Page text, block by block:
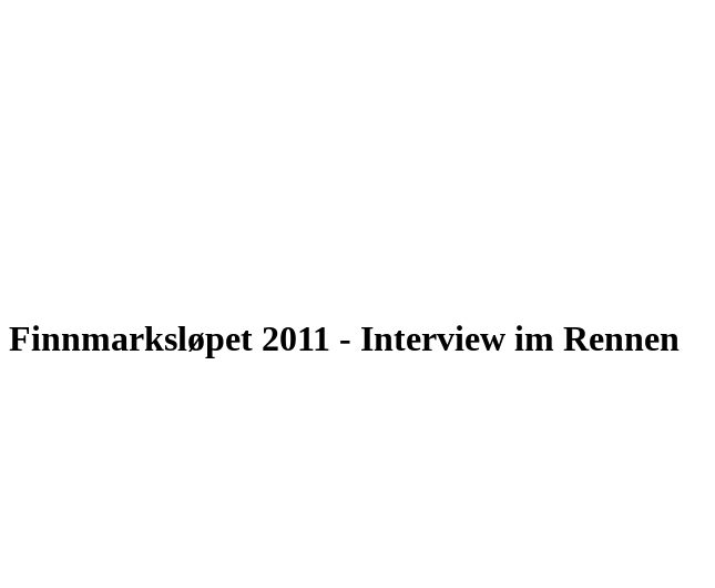
Finnmarksløpet 2011 - Interview im Rennen